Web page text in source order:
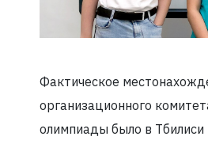
Фактическое
организационного
олимпиады было в Тбилиси